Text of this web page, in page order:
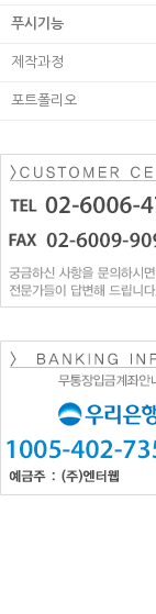
푸시기능
제작과정
포트폴리오